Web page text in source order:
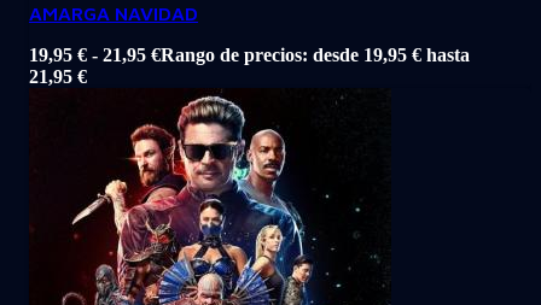
AMARGA NAVIDAD
19,95 € - 21,95 €Rango de precios: desde 19,95 € hasta
21,95 €